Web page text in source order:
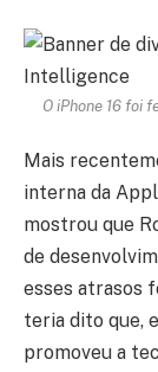
O iPhone 16 foi
Mais
interna da
mostrou que
de
esses atrasos
teria dito que,
promoveu a